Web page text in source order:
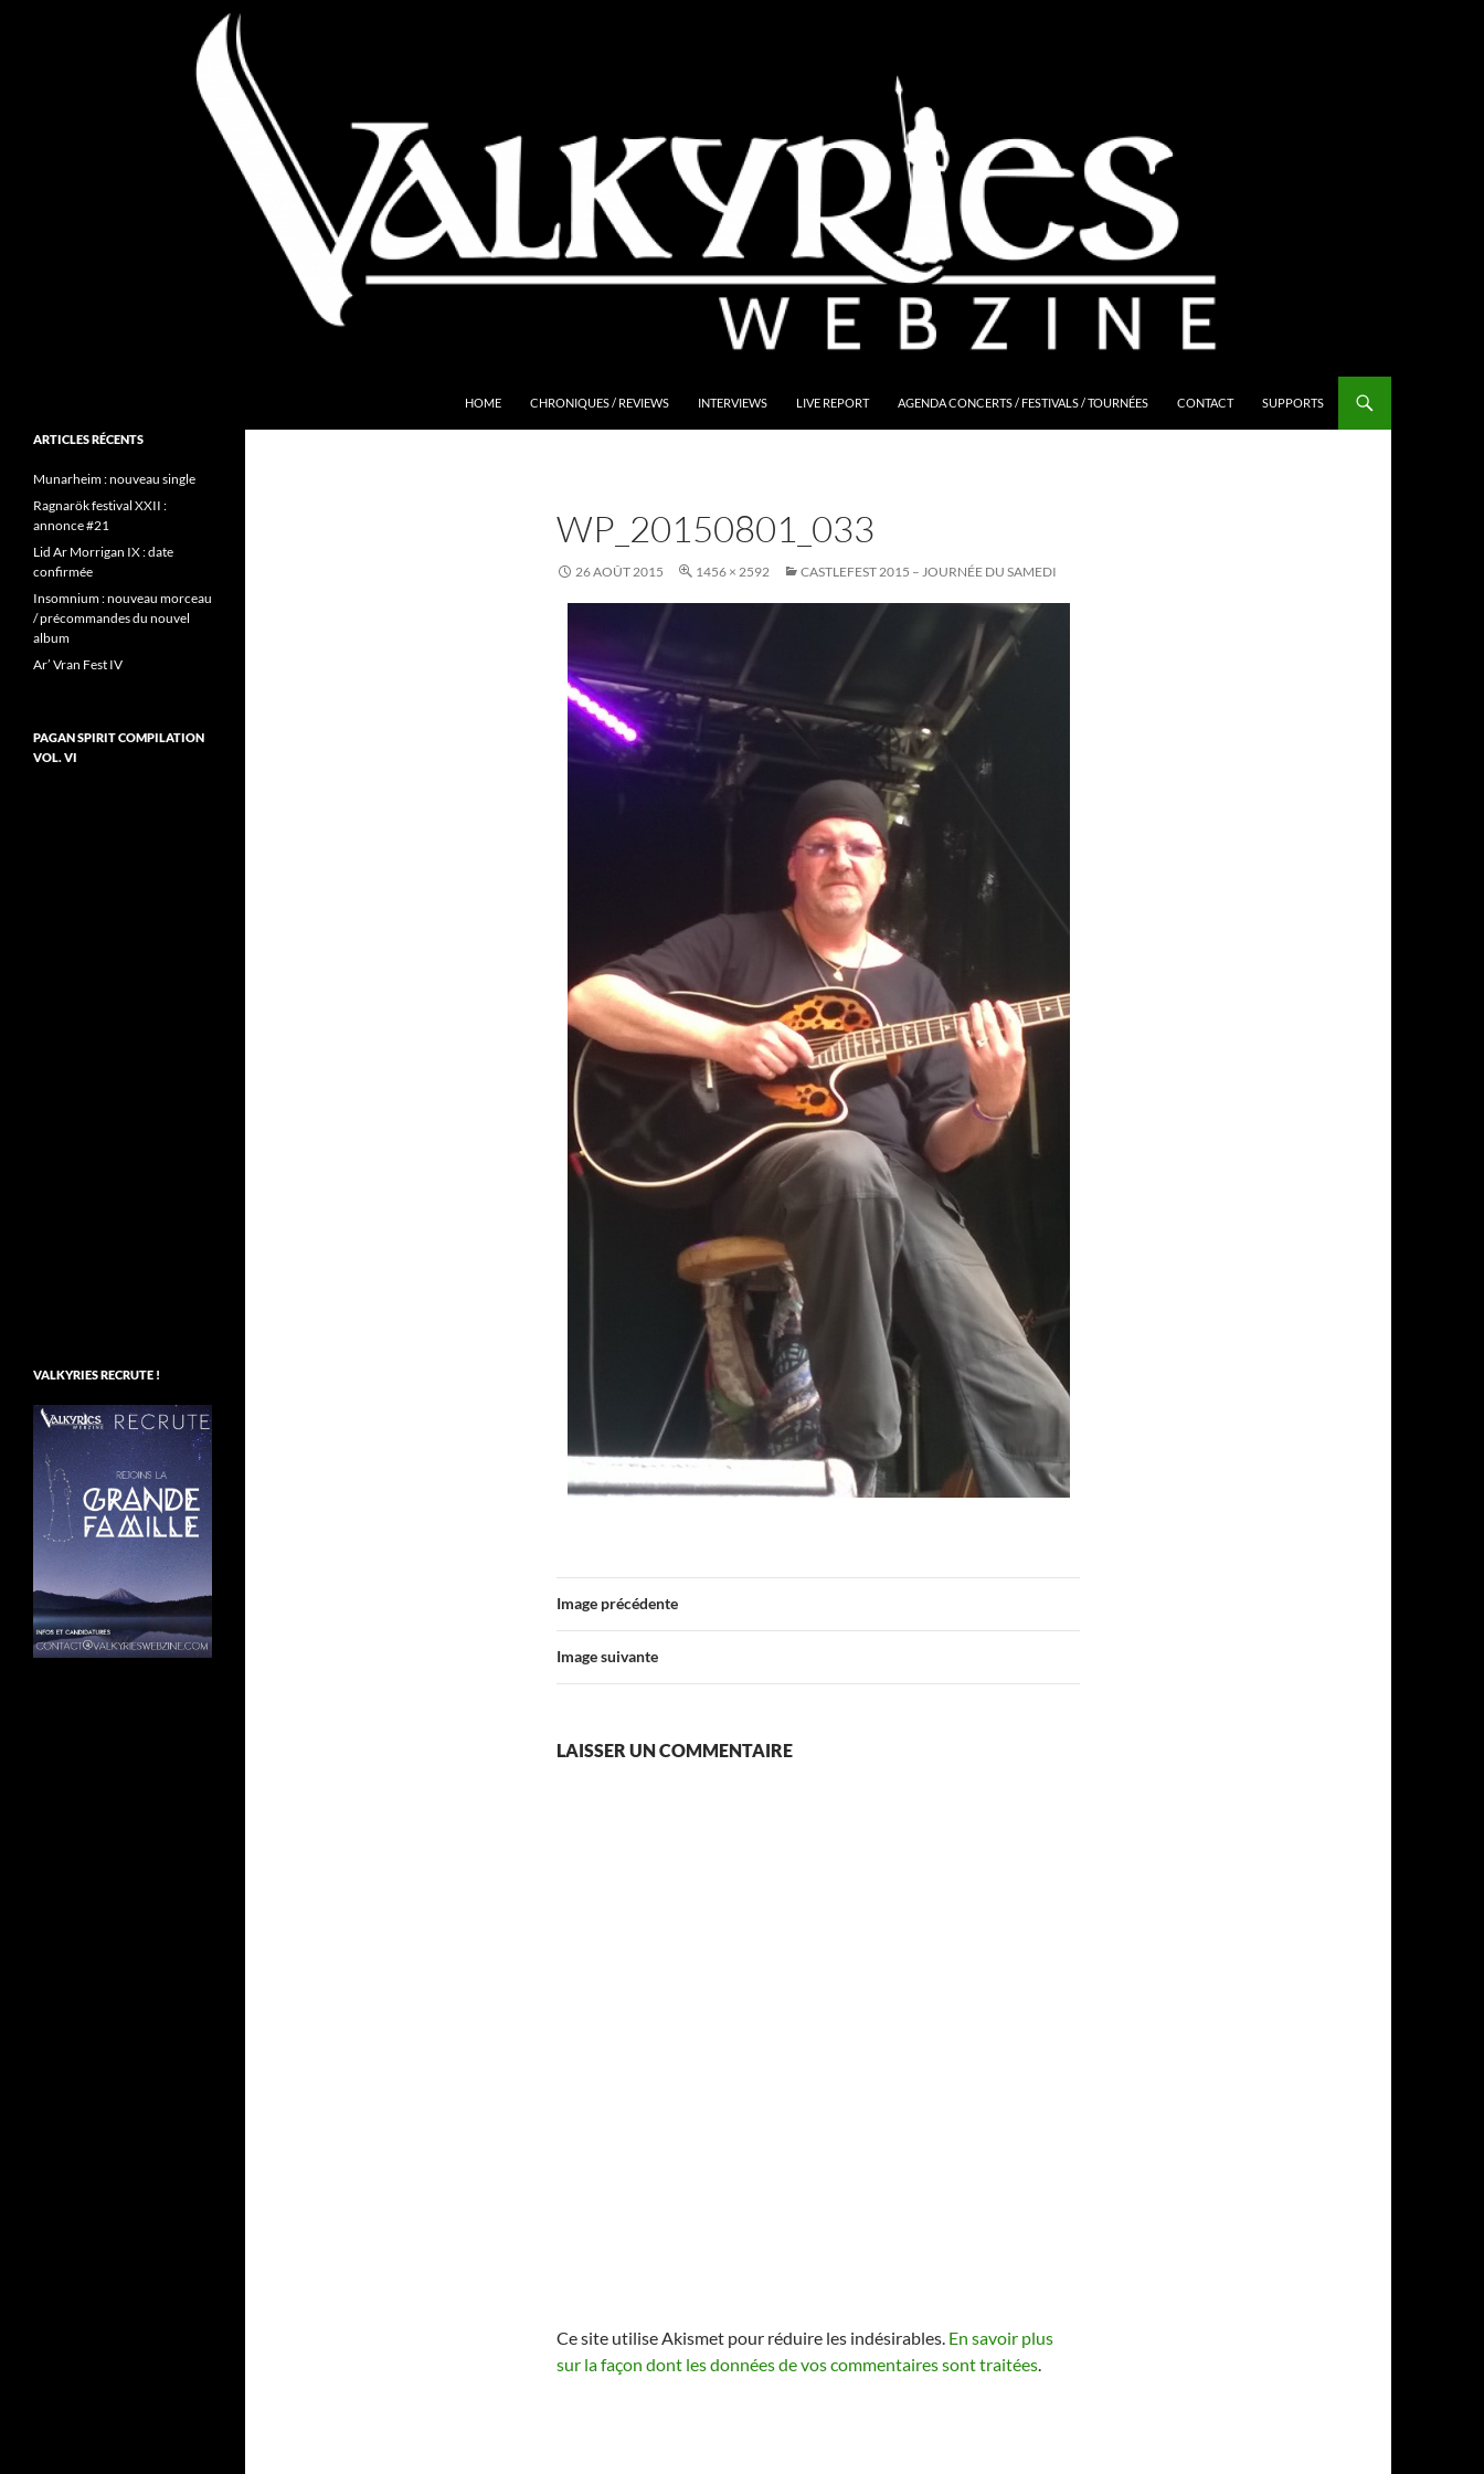
HOME CHRONIQUES / REVIEWS INTERVIEWS LIVE REPORT AGENDA CONCERTS / FESTIVALS / TOURNÉES CONTACT SUPPORTS
WP_20150801_033
26 AOÛT 2015 1456 × 2592 CASTLEFEST 2015 – JOURNÉE DU SAMEDI
Image précédente
Image suivante
LAISSER UN COMMENTAIRE
Ce site utilise Akismet pour réduire les indésirables. En savoir plus
sur la façon dont les données de vos commentaires sont traitées.
Folk Pagan Webzine
ARTICLES RÉCENTS
Munarheim : nouveau single
Ragnarök festival XXII :
annonce #21
Lid Ar Morrigan IX : date
confirmée
Insomnium : nouveau morceau
/ précommandes du nouvel
album
Ar’ Vran Fest IV
PAGAN SPIRIT COMPILATION
VOL. VI
VALKYRIES RECRUTE !